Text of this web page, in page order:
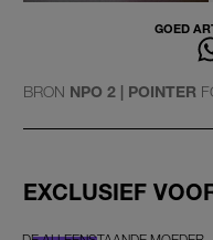
GOED
BRON NPO 2 | POINTER
EXCLUSIEF